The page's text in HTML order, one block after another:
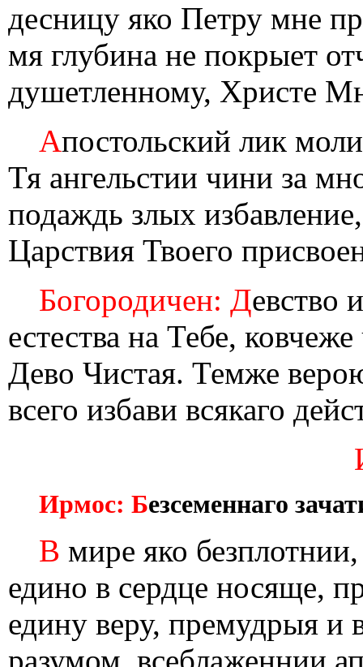
десницу яко Петру мне
мя глубина не покрыет
душетленному, Христе
Апостольский лик
Тя ангельстии чини за
подаждь злых
Царствия Твоего
Богородичен: Девство
естества на Тебе,
Дево Чистая. Темже
всего избави всякаго
Ирмос: Безсеменнаго
В мире яко
едино в сердце носяще,
едину веру, премудрыя и